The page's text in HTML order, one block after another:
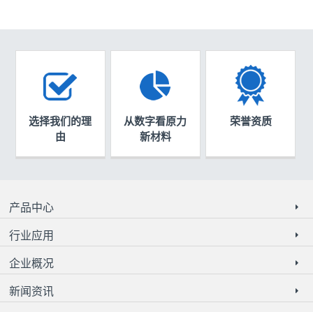
选择我们的理
由
从数字看原力
新材料
荣誉资质
产品中心
行业应用
企业概况
新闻资讯